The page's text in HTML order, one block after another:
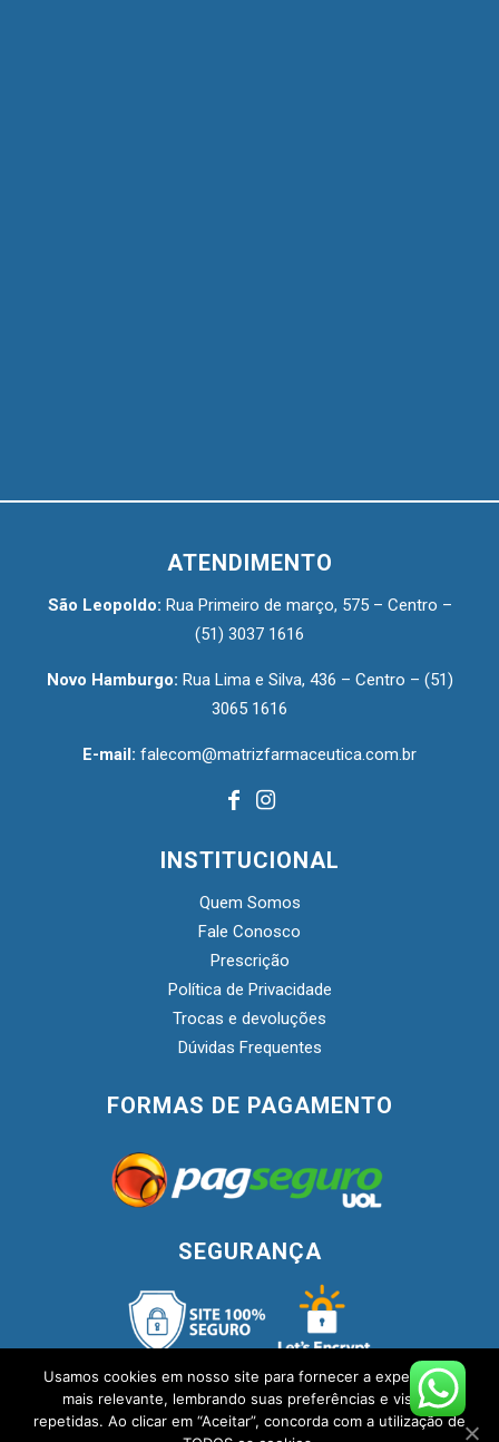
ATENDIMENTO
São Leopoldo: Rua Primeiro de março, 575 – Centro –
(51) 3037 1616
Novo Hamburgo: Rua Lima e Silva, 436 – Centro – (51)
3065 1616
E-mail: falecom@matrizfarmaceutica.com.br
INSTITUCIONAL
Quem Somos
Fale Conosco
Prescrição
Política de Privacidade
Trocas e devoluções
Dúvidas Frequentes
FORMAS DE PAGAMENTO
SEGURANÇA
Usamos cookies em nosso site para fornecer a experiência
mais relevante, lembrando suas preferências e visitas
repetidas. Ao clicar em “Aceitar”, concorda com a utilização de